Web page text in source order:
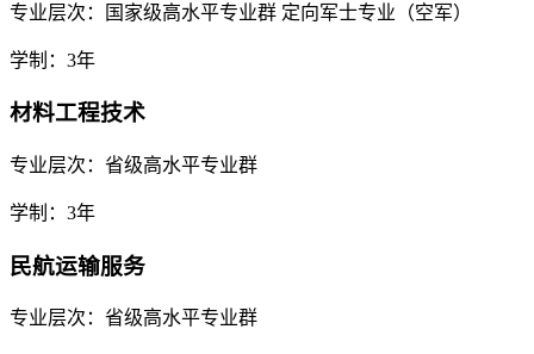
专业层次：国家级高水平专业群 定向军士专业（空军）
学制：3年
材料工程技术
专业层次：省级高水平专业群
学制：3年
民航运输服务
专业层次：省级高水平专业群